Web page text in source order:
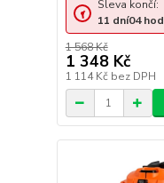
1 568 Kč
1 348 Kč
1 114 Kč bez DPH
Sleva končí:
11 dní04hod